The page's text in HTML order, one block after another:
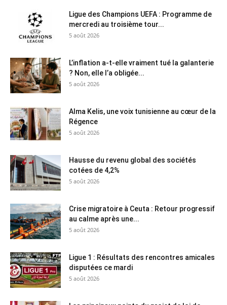
Ligue des Champions UEFA : Programme de
mercredi au troisième tour...
5 août 2026
L’inflation a-t-elle vraiment tué la galanterie
? Non, elle l’a obligée...
5 août 2026
Alma Kelis, une voix tunisienne au cœur de la
Régence
5 août 2026
Hausse du revenu global des sociétés
cotées de 4,2%
5 août 2026
Crise migratoire à Ceuta : Retour progressif
au calme après une...
5 août 2026
Ligue 1 : Résultats des rencontres amicales
disputées ce mardi
5 août 2026